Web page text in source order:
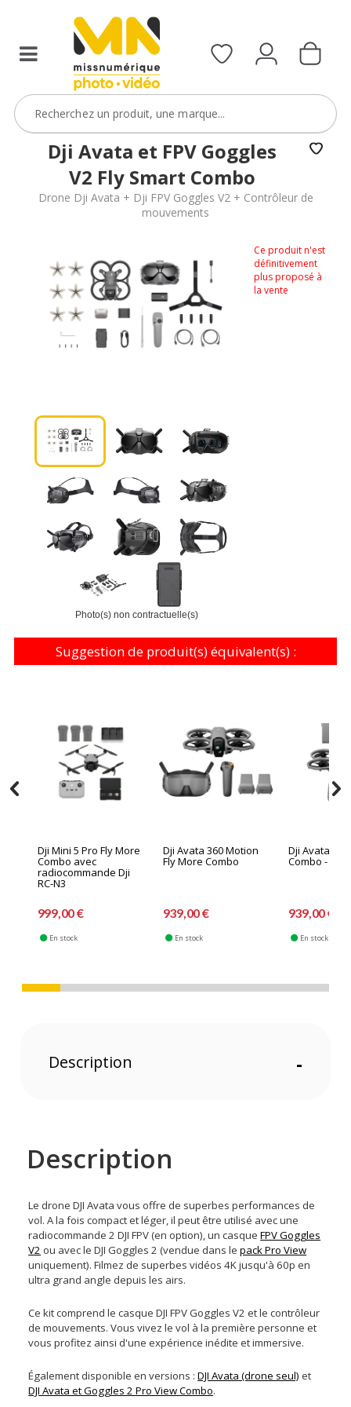
Dji Avata et FPV Goggles
V2 Fly Smart Combo
Drone Dji Avata + Dji FPV Goggles V2 + Contrôleur de
mouvements
Photo(s) non contractuelle(s)
Ce produit n'est
définitivement
plus proposé à
la vente
Suggestion de produit(s) équivalent(s) :
Dji Mini 5 Pro Fly More
Combo avec
radiocommande Dji
RC-N3
999,00 €
En stock
Dji Avata 360 Motion
Fly More Combo
939,00 €
En stock
Dji Avata
Combo - DJI
939,00 €
En stock
Description -
Description
Le drone DJI Avata vous offre de superbes performances de
vol. A la fois compact et léger, il peut être utilisé avec une
radiocommande 2 DJI FPV (en option), un casqueFPV Goggles
V2 ou avec le DJI Goggles 2 (vendue dans lepack Pro View
uniquement). Filmez de superbes vidéos 4K jusqu'à 60p en
ultra grand angle depuis les airs.
Ce kit comprend le casque DJI FPV Goggles V2 et le contrôleur
de mouvements. Vous vivez le vol à la première personne et
vous profitez ainsi d'une expérience inédite et immersive.
Également disponible en versions :DJI Avata (drone seul) et
DJI Avata et Goggles 2 Pro View Combo.